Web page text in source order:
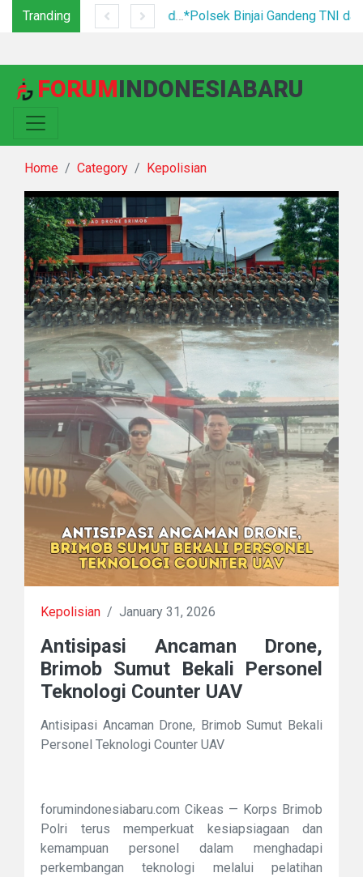
Tranding *Polsek Binjai Gandeng TNI dan Kepala Desa Grebek Sarang Narkoba*
FORUMINDONESIABARU
Home Category Kepolisian
Kepolisian / January 31, 2026
Antisipasi Ancaman Drone,
Brimob Sumut Bekali Personel
Teknologi Counter UAV
Antisipasi Ancaman Drone, Brimob Sumut Bekali
Personel Teknologi Counter UAV
forumindonesiabaru.com Cikeas — Korps Brimob
Polri terus memperkuat kesiapsiagaan dan
kemampuan personel dalam menghadapi
perkembangan teknologi melalui pelatihan